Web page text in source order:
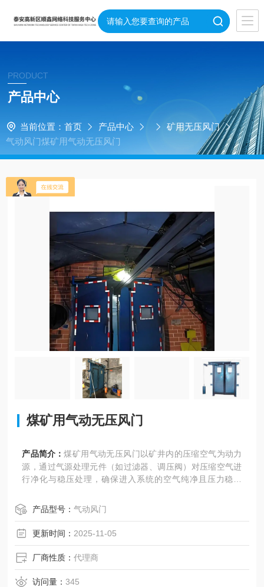
PRODUCT
产品中心
当前位置： 首页 产品中心
矿用无压风门
气动风门煤矿用气动无压风门
煤矿用气动无压风门
产品简介：煤矿用气动无压风门以矿井内的压缩空气为动力
源，通过气源处理元件（如过滤器、调压阀）对压缩空气进
行净化与稳压处理，确保进入系统的空气纯净且压力稳定
控阀发送信号，气源阀门打开，压缩空气进入气缸的排气
腔。
产品型号：气动风门
更新时间： 2025-11-05
厂商性质：代理商
访问量：345